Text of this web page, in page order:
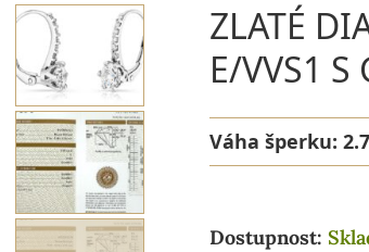
ZLATÉ
E/VVS1 S
Váha šperku:
Dostupnost: